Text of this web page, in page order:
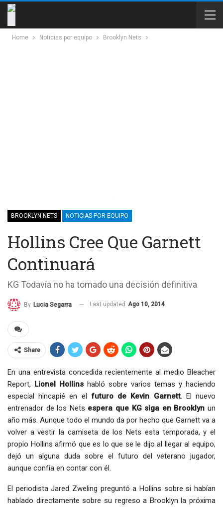
Home Noticias por equipo Brooklyn Nets
BROOKLYN NETS NOTICIAS POR EQUIPO
Hollins Cree Que Garnett
Continuará
KG Todavía no ha tomado una decisión definitiva
By Lucia Segarra Last updated Ago 10, 2014
Share
En una entrevista concedida recientemente al medio Bleacher
Report, Lionel Hollins habló sobre varios temas y haciendo
especial hincapié en el futuro de Kevin Garnett. El nuevo
entrenador de los Nets espera que KG siga en Brooklyn un
año más. Aunque todo el mundo da por hecho que Garnett va a
volver a vestir la camiseta de los Nets esta temporada, y el
propio Hollins afirmó que es lo que se le dijo al llegar al equipo,
dejó un alguna duda sobre el futuro del veterano jugador,
aunque confía en contar con él.
El periodista Jared Zweling preguntó a Hollins sobre si habían
hablado directamente sobre su regreso a Brooklyn la próxima